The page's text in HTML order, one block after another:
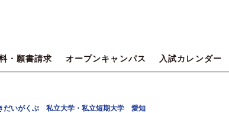
・願書請求 オープンキャンパス 入試カレンダー
だいがくぶ 私立大学・私立短期大学 愛知